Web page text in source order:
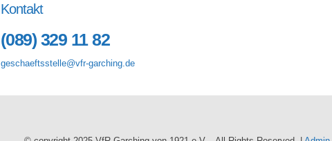
Kontakt
(089) 329 11 82
geschaeftsstelle@vfr-garching.de